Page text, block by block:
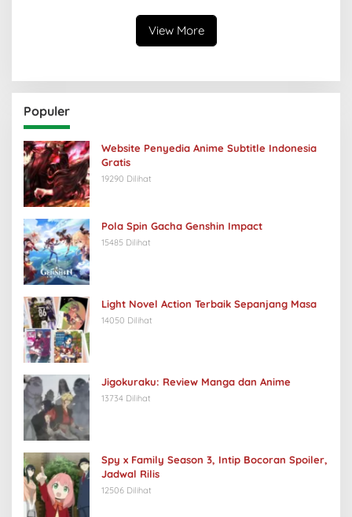
View More
Populer
Website Penyedia Anime Subtitle Indonesia
Gratis
19290 Dilihat
Pola Spin Gacha Genshin Impact
15485 Dilihat
Light Novel Action Terbaik Sepanjang Masa
14050 Dilihat
Jigokuraku: Review Manga dan Anime
13734 Dilihat
Spy x Family Season 3, Intip Bocoran Spoiler,
Jadwal Rilis
12506 Dilihat